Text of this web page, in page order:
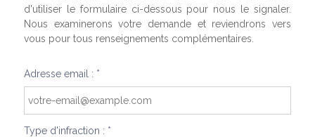
d'utiliser le formulaire ci-dessous pour nous le signaler.
Nous examinerons votre demande et reviendrons vers
vous pour tous renseignements complémentaires.
Adresse email : *
Type d'infraction : *